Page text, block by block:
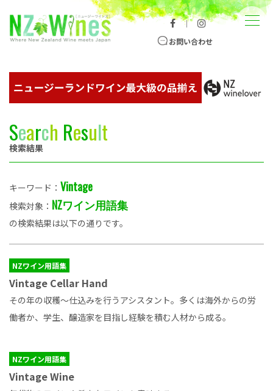
ニュージーランドワイン総合サイト
｜
お問い合わせ
メニュー
Search Result
検索結果
キーワード： Vintage
検索対象： NZワイン用語集
の検索結果は以下の通りです。
NZワイン用語集
Vintage Cellar Hand
その年の収穫～仕込みを行うアシスタント。多くは海外からの労
働者か、学生、醸造家を目指し経験を積む人材から成る。
NZワイン用語集
Vintage Wine